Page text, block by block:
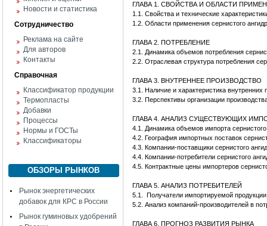
Новости и статистика
Сотрудничество
Реклама на сайте
Для авторов
Контакты
Справочная
Классификатор продукции
Термопласты
Добавки
Процессы
Нормы и ГОСТы
Классификаторы
ОБЗОРЫ РЫНКОВ
Рынок энергетических
добавок для КРС в России
Рынок гуминовых удобрений
ГЛАВА 1. СВОЙСТВА И ОБЛАСТИ
1.1. Свойства и технические
1.2. Области применения сернистого
ГЛАВА 2. ПОТРЕБЛЕНИЕ
2.1. Динамика объемов потребления
2.2. Отраслевая структура потребления
ГЛАВА 3. ВНУТРЕННЕЕ ПРОИЗВОДСТВО
3.1. Наличие и характеристика внутренних
3.2. Перспективы организации
ГЛАВА 4. АНАЛИЗ СУЩЕСТВУЮЩИХ
4.1. Динамика объемов импорта сернистого
4.2. География импортных поставок
4.3. Компании-поставщики сернистого
4.4. Компании-потребители сернистого
4.5. Контрактные цены импортеров
ГЛАВА 5. АНАЛИЗ ПОТРЕБИТЕЛЕЙ
5.1. Получатели импортируемой продукции
5.2. Анализ компаний-производителей в
ГЛАВА 6. ПРОГНОЗ РАЗВИТИЯ РЫНКА